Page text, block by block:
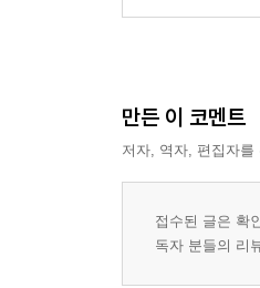
만든 이 코멘트
저자, 역자, 편집자
접수된 글은 확
독자 분들의 리